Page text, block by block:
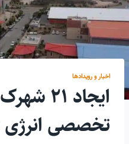
اخبار و رویدادها
ایجاد
تخصصی